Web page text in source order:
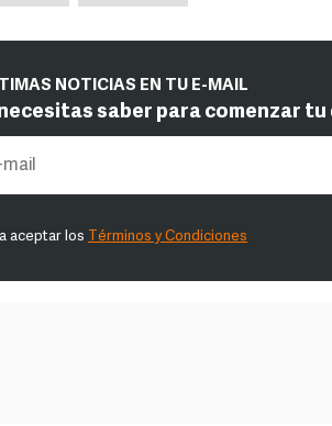
NOTICIAS EN TU E-MAIL
saber para comenzar tu
aceptar los Términos y Condiciones